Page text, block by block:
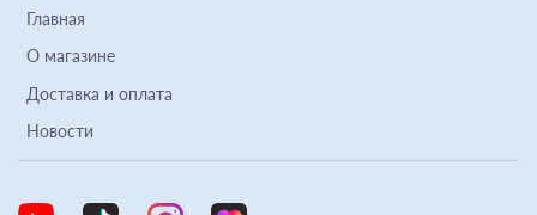
Главная
О магазине
Доставка и оплата
Новости